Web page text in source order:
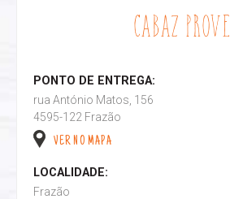
CABAZ PROVE
PONTO DE ENTREGA:
rua António Matos, 156
4595-122 Frazão
VER NO MAPA
LOCALIDADE:
Frazão